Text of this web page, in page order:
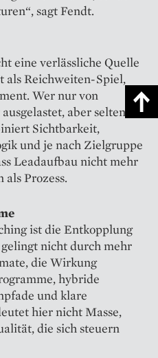
sagt Fendt.
eine verlässliche Quelle
als Reichweiten-Spiel,
Wer nur von
aber selten
Sichtbarkeit,
und je nach Zielgruppe
Leadaufbau nicht mehr
als Prozess.
ist die Entkopplung
nicht durch mehr
die Wirkung
hybride
und klare
hier nicht Masse,
die sich steuern